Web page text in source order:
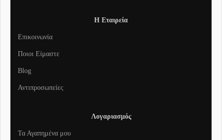
Η Εταιρεία
Επικοινωνία
Ποιοι Είμαστε
Blog
Αντιπροσωπείες
Λογαριασμός
Τα Αγαπημένα μου